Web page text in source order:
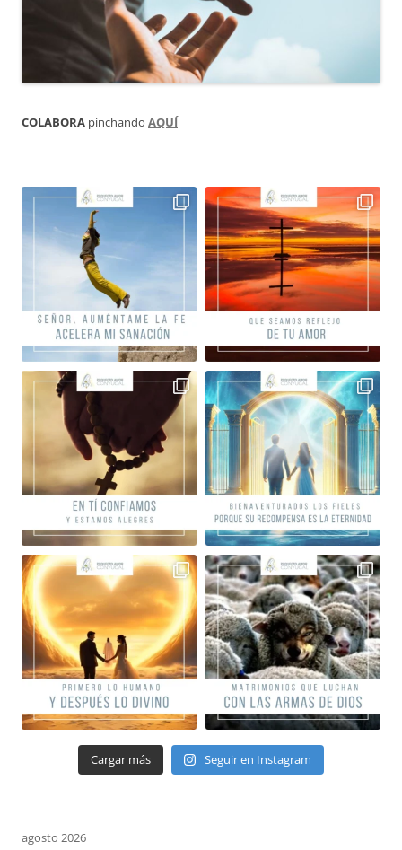
COLABORA pinchando AQUÍ
Cargar más Seguir en Instagram
agosto 2026